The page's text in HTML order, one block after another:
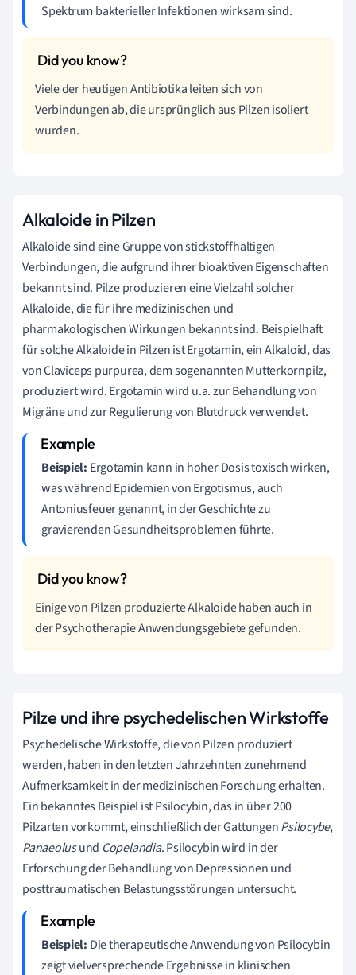
Spektrum bakterieller Infektionen wirksam sind.
Viele der heutigen Antibiotika leiten sich von
Verbindungen ab, die ursprünglich aus Pilzen isoliert
wurden.
Alkaloide in Pilzen
Alkaloide sind eine Gruppe von stickstoffhaltigen
Verbindungen, die aufgrund ihrer bioaktiven Eigenschaften
bekannt sind. Pilze produzieren eine Vielzahl solcher
Alkaloide, die für ihre medizinischen und
pharmakologischen Wirkungen bekannt sind. Beispielhaft
für solche Alkaloide in Pilzen ist Ergotamin, ein Alkaloid, das
von Claviceps purpurea, dem sogenannten Mutterkornpilz,
produziert wird. Ergotamin wird u.a. zur Behandlung von
Migräne und zur Regulierung von Blutdruck verwendet.
Beispiel: Ergotamin kann in hoher Dosis toxisch wirken,
was während Epidemien von Ergotismus, auch
Antoniusfeuer genannt, in der Geschichte zu
gravierenden Gesundheitsproblemen führte.
Einige von Pilzen produzierte Alkaloide haben auch in
der Psychotherapie Anwendungsgebiete gefunden.
Pilze und ihre psychedelischen Wirkstoffe
Psychedelische Wirkstoffe, die von Pilzen produziert
werden, haben in den letzten Jahrzehnten zunehmend
Aufmerksamkeit in der medizinischen Forschung erhalten.
Ein bekanntes Beispiel ist Psilocybin, das in über 200
Pilzarten vorkommt, einschließlich der GattungenPsilocybe,
Panaeolusund Copelandia. Psilocybin wird in der
Erforschung der Behandlung von Depressionen und
posttraumatischen Belastungsstörungen untersucht.
Beispiel: Die therapeutische Anwendung von Psilocybin
zeigt vielversprechende Ergebnisse in klinischen